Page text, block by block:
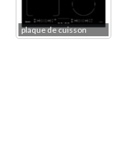
plaque de cuisson